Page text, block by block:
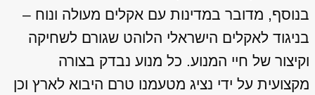
בנוסף, מדובר במדינות עם אקלים מעולה ונוח –
בניגוד לאקלים הישראלי הלוהט שגורם לשחיקה
וקיצור של חיי המנוע. כל מנוע נבדק בצורה
מקצועית על ידי נציג מטעמנו טרם היבוא לארץ וכן